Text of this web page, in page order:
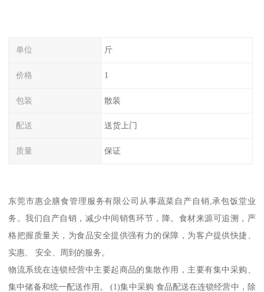
单位 斤
价格 1
包装 散装
配送 送货上门
质量 保证
东莞市惠企膳食管理服务有限公司从事蔬菜自产自销,承包饭堂业
务。我们自产自销，减少中间销售环节，降。食材来源可追溯，严
格把握质量关，为食品安全提供强有力的保障，为客户提供快捷、
实惠、 安全、周到的服务。
物流系统在连锁经营中主要起商品的集散作用，主要有集中采购、
集中储备和统一配送作用。 (1)集中采购 食品配送在连锁经营中，除